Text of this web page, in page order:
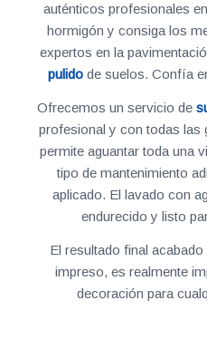
auténticos profesionales
hormigón y consiga los
expertos en la
pulido de suelos. Confía
Ofrecemos un servicio de
profesional y con todas las
permite aguantar toda una
tipo de mantenimiento
aplicado. El lavado con
endurecido y listo
El resultado final
impreso, es realmente
decoración para